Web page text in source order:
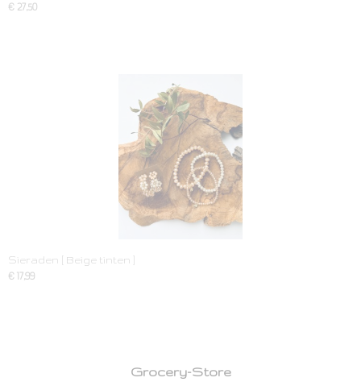
€ 27,50
Sieraden [ Beige tinten ]
€ 17,99
Grocery-Store